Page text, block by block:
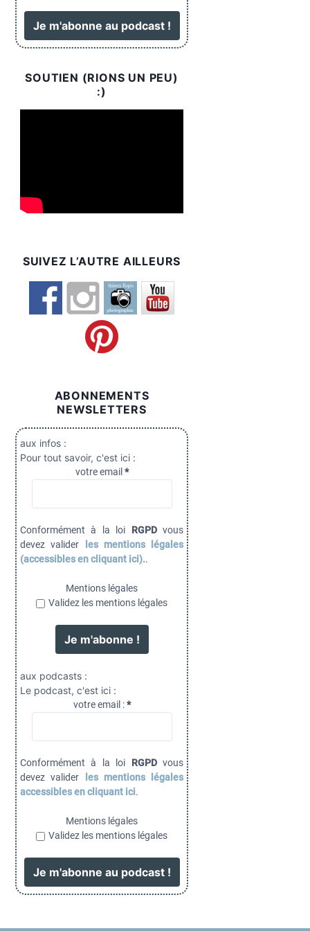
SOUTIEN (RIONS UN PEU)
:)
SUIVEZ L’AUTRE AILLEURS
ABONNEMENTS
NEWSLETTERS
aux infos :
Pour tout savoir, c'est ici :
votre email *
Conformément à la loi RGPDvous
devez valider
les mentions légales
(accessibles en cliquant ici)..
Mentions légales
Validez les mentions légales
aux podcasts :
Le podcast, c'est ici :
votre email :*
Conformément à la loi RGPDvous
devez valider
les mentions légales
accessibles en cliquant ici.
Mentions légales
Validez les mentions légales